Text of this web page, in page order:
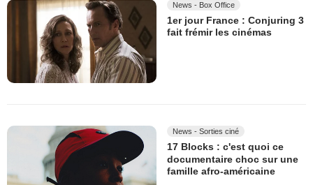
News - Box Office
1er jour France : Conjuring 3
fait frémir les cinémas
News - Sorties ciné
17 Blocks : c'est quoi ce
documentaire choc sur une
famille afro-américaine